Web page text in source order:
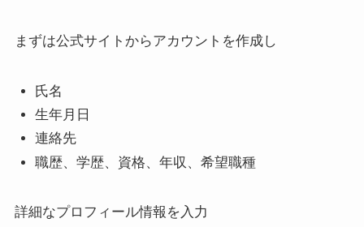
まずは公式サイトからアカウントを作成し
氏名
生年月日
連絡先
職歴、学歴、資格、年収、希望職種
詳細なプロフィール情報を入力